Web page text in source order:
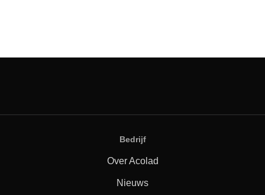
Bedrijf
Over Acolad
Nieuws